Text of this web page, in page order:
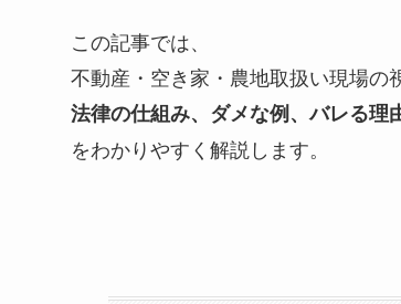
この記事では、
不動産・空き家・農地取扱い現場の
法律の仕組み、ダメな例、バレる理
をわかりやすく解説します。